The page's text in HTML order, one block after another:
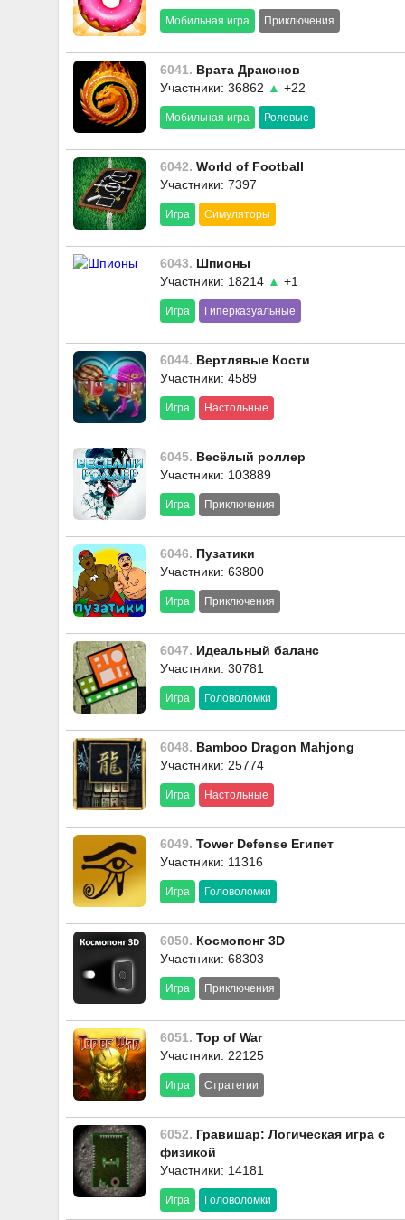
Мобильная игра Приключения
6041. Врата Драконов
Участники: 36862 ▲ +22
Мобильная игра Ролевые
6042. World of Football
Участники: 7397
Игра Симуляторы
6043. Шпионы
Участники: 18214 ▲ +1
Игра Гиперказуальные
6044. Вертлявые Кости
Участники: 4589
Игра Настольные
6045. Весёлый роллер
Участники: 103889
Игра Приключения
6046. Пузатики
Участники: 63800
Игра Приключения
6047. Идеальный баланс
Участники: 30781
Игра Головоломки
6048. Bamboo Dragon Mahjong
Участники: 25774
Игра Настольные
6049. Tower Defense Египет
Участники: 11316
Игра Головоломки
6050. Космопонг 3D
Участники: 68303
Игра Приключения
6051. Top of War
Участники: 22125
Игра Стратегии
6052. Гравишар: Логическая игра с
физикой
Участники: 14181
Игра Головоломки